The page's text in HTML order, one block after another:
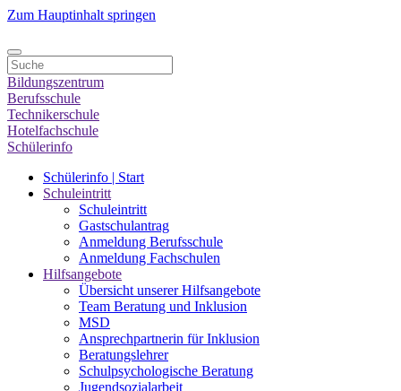
Zum Hauptinhalt springen
Bildungszentrum
Berufsschule
Technikerschule
Hotelfachschule
Schülerinfo
Schülerinfo | Start
Schuleintritt
Schuleintritt
Gastschulantrag
Anmeldung Berufsschule
Anmeldung Fachschulen
Hilfsangebote
Übersicht unserer Hilfsangebote
Team Beratung und Inklusion
MSD
Ansprechpartnerin für Inklusion
Beratungslehrer
Schulpsychologische Beratung
Jugendsozialarbeit